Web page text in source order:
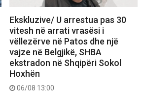
Ekskluzive/ U arrestua pas 30
vitesh në arrati vrasësi i
vëllezërve në Patos dhe një
vajze në Belgjikë, SHBA
ekstradon në Shqipëri Sokol
Hoxhën
06/08 13:00